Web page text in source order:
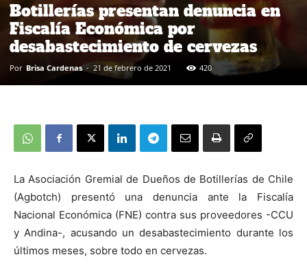
Botillerías presentan denuncia en
Fiscalía Económica por
desabastecimiento de cervezas
Por Brisa Cardenas - 21 de febrero de 2021 420
La Asociación Gremial de Dueños de Botillerías de Chile
(Agbotch) presentó una denuncia ante la Fiscalía
Nacional Económica (FNE) contra sus proveedores -CCU
y Andina-, acusando un desabastecimiento durante los
últimos meses, sobre todo en cervezas.